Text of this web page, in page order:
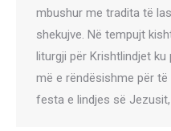
mbushur me tradita të
shekujve. Në tempujt
liturgji për Krishtlindjet
më e rëndësishme për
festa e lindjes së